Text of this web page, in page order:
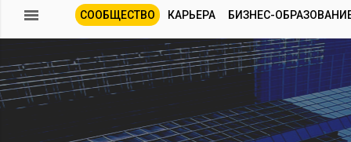
СООБЩЕСТВО КАРЬЕРА БИЗНЕС-